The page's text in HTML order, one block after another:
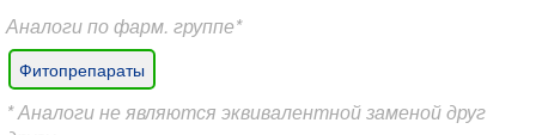
Аналоги по фарм. группе*
Фитопрепараты
* Аналоги не являются эквивалентной заменой друг